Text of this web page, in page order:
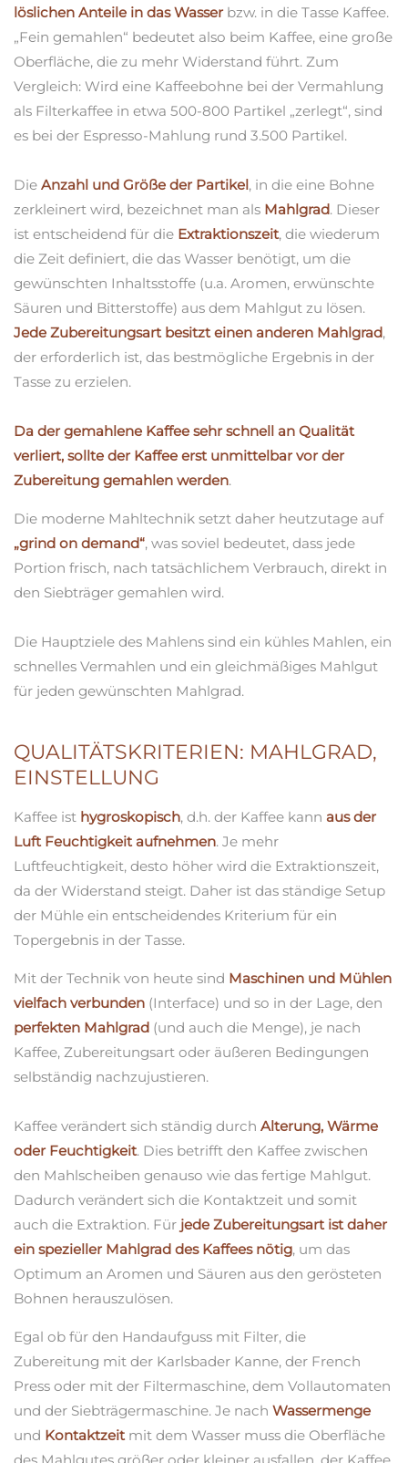
löslichen Anteile in das Wasserbzw. in die Tasse Kaffee.
„Fein gemahlen“ bedeutet also beim Kaffee, eine große
Oberfläche, die zu mehr Widerstand führt. Zum
Vergleich: Wird eine Kaffeebohne bei der Vermahlung
als Filterkaffee in etwa 500-800 Partikel „zerlegt“, sind
es bei der Espresso-Mahlung rund 3.500 Partikel.
Die Anzahl und Größe der Partikel, in die eine Bohne
zerkleinert wird, bezeichnet man als Mahlgrad. Dieser
ist entscheidend für die Extraktionszeit, die wiederum
die Zeit definiert, die das Wasser benötigt, um die
gewünschten Inhaltsstoffe (u.a. Aromen, erwünschte
Säuren und Bitterstoffe) aus dem Mahlgut zu lösen.
Jede Zubereitungsart besitzt einen anderen Mahlgrad,
der erforderlich ist, das bestmögliche Ergebnis in der
Tasse zu erzielen.
Da der gemahlene Kaffee sehr schnell an Qualität
verliert, sollte der Kaffee erst unmittelbar vor der
Zubereitung gemahlen werden.
Die moderne Mahltechnik setzt daher heutzutage auf
„grind on demand“, was soviel bedeutet, dass jede
Portion frisch, nach tatsächlichem Verbrauch, direkt in
den Siebträger gemahlen wird.
Die Hauptziele des Mahlens sind ein kühles Mahlen, ein
schnelles Vermahlen und ein gleichmäßiges Mahlgut
für jeden gewünschten Mahlgrad.
QUALITÄTSKRITERIEN: MAHLGRAD,
EINSTELLUNG
Kaffee ist hygroskopisch, d.h. der Kaffee kann aus der
Luft Feuchtigkeit aufnehmen. Je mehr
Luftfeuchtigkeit, desto höher wird die Extraktionszeit,
da der Widerstand steigt. Daher ist das ständige Setup
der Mühle ein entscheidendes Kriterium für ein
Topergebnis in der Tasse.
Mit der Technik von heute sind Maschinen und Mühlen
vielfach verbunden (Interface) und so in der Lage, den
perfekten Mahlgrad (und auch die Menge), je nach
Kaffee, Zubereitungsart oder äußeren Bedingungen
selbständig nachzujustieren.
Kaffee verändert sich ständig durch Alterung, Wärme
oder Feuchtigkeit. Dies betrifft den Kaffee zwischen
den Mahlscheiben genauso wie das fertige Mahlgut.
Dadurch verändert sich die Kontaktzeit und somit
auch die Extraktion. Für jede Zubereitungsart ist daher
ein spezieller Mahlgrad des Kaffees nötig, um das
Optimum an Aromen und Säuren aus den gerösteten
Bohnen herauszulösen.
Egal ob für den Handaufguss mit Filter, die
Zubereitung mit der Karlsbader Kanne, der French
Press oder mit der Filtermaschine, dem Vollautomaten
und der Siebträgermaschine. Je nach Wassermenge
und Kontaktzeit mit dem Wasser muss die Oberfläche
des Mahlgutes größer oder kleiner ausfallen, der Kaffee